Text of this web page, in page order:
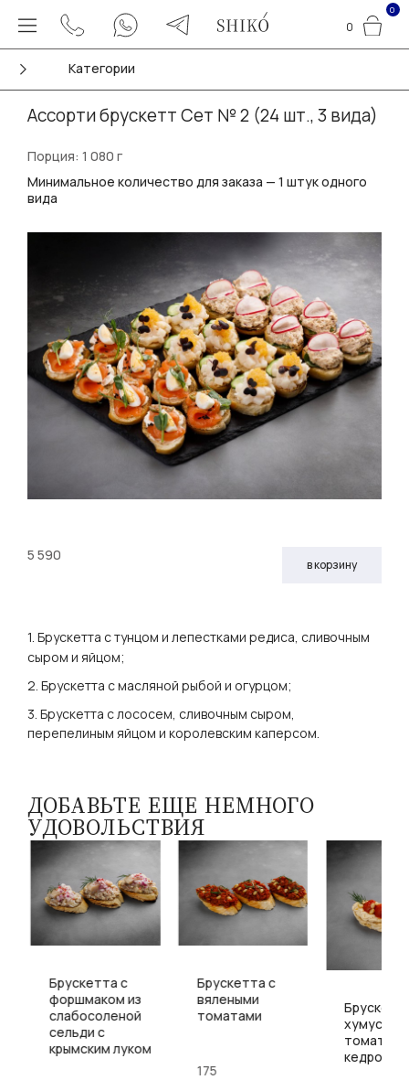
0
0
Категории
Ассорти брускетт Сет № 2 (24 шт., 3 вида)
Порция: 1 080 г
Минимальное количество для заказа — 1 штук одного
вида
5 590
в корзину
1. Брускетта с тунцом и лепестками редиса, сливочным
сыром и яйцом;
2. Брускетта с масляной рыбой и огурцом;
3. Брускетта с лососем, сливочным сыром,
перепелиным яйцом и королевским каперсом.
ДОБАВЬТЕ ЕЩЕ НЕМНОГО
УДОВОЛЬСТВИЯ
Брускетта с
форшмаком из
слабосоленой
сельди с
крымским луком
Брускетта с
вялеными
томатами
175
хумусом,
томатом